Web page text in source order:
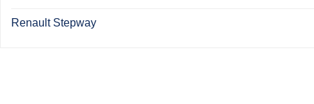
Renault Stepway